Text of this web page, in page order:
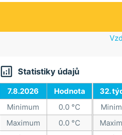
 Statistiky údajů
7.8.2026
Hodnota
Minimum
0.0 °C
Maximum
0.0 °C
32.